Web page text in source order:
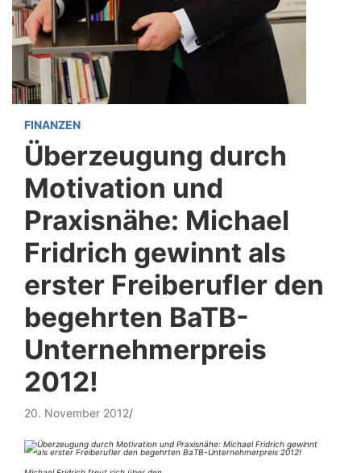
FINANZEN
Überzeugung durch
Motivation und
Praxisnähe: Michael
Fridrich gewinnt als
erster Freiberufler den
begehrten BaTB-
Unternehmerpreis
2012!
20. November 2012